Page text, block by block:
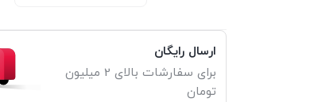
ارسال رایگان
برای سفارشات بالای 2 میلیون
تومان